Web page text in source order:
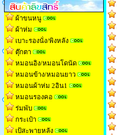
ผ้าขนหนู
ผ้าห่ม
เบาะรองนั่ง/พิงหลัง
ตุ๊กตา
หมอนอิง/หมอนโดนัด
หมอนข้าง/หมอนยาว
หมอนผ้าห่ม 2อิน1
หมอนรองคอ
ร่มพับ
กระเป๋า
เป้สะพายหลัง